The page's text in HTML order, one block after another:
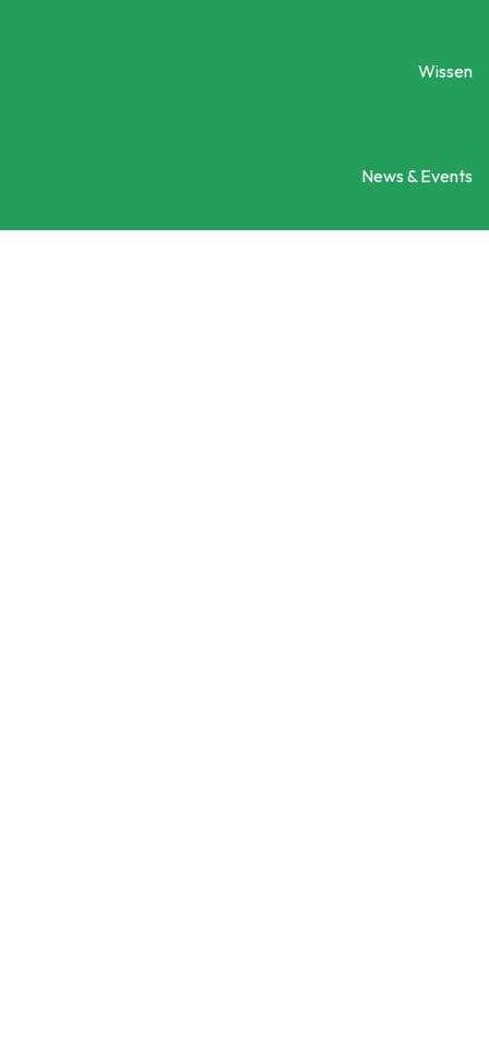
Wissen
News & Events